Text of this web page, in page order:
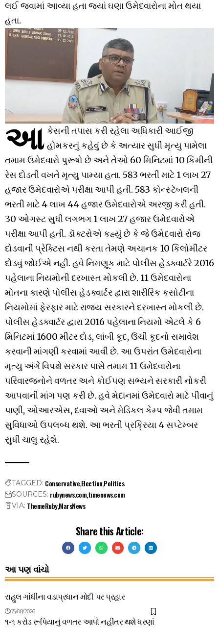
લઈ જવામાં આવ્યા હતા જ્યાં ઘણા ઉમેદવારોના મોત થયા
હતા.
આ કેસની તપાસ કરી રહેલા અધિકારી આઈજી
હોમકરનું કહેવું છે કે અત્યાર સુધી મૃત્યુ પામેલા
તમામ ઉમેદવારો પુરૂષો છે અને તેઓ 60 મિનિટમાં 10 કિમીની
રેસ દોડતી વખતે મૃત્યુ પામ્યા હતા. 583 ભરતી માટે 1 લાખ 27
હજાર ઉમેદવારોએ પરીક્ષા આપી હતી. 583 કોન્સ્ટેબલની
ભરતી માટે 4 લાખ 44 હજાર ઉમેદવારોએ અરજી કરી હતી.
30 ઓગસ્ટ સુધી લગભગ 1 લાખ 27 હજાર ઉમેદવારોએ
પરીક્ષા આપી હતી. ડૉક્ટરોએ કહ્યું છે કે જે ઉમેદવારો રોજ
દોડવાની પ્રેક્ટિસ નથી કરતા તેમણે અચાનક 10 કિલોમીટર
દોડવું જોઈએ નહીં. હવે નિમણૂક માટે પોલીસ હેડક્વાર્ટરે 2016
પહેલાના નિયમોની દરખાસ્ત મોકલી છે. 11 ઉમેદવારોના
મોતના કારણે પોલીસ હેડક્વાર્ટર દ્વારા શારીરિક કસોટીના
નિયમોમાં ફેરફાર માટે રાજ્ય સરકારને દરખાસ્ત મોકલી છે.
પોલીસ હેડક્વાર્ટર દ્વારા 2016 પહેલાના નિયમો એટલે કે 6
મિનિટમાં 1600 મીટર દોડ, લાંબી કૂદ, ​​ઉંચી કૂદનો સમાવેશ
કરવાની માંગણી કરવામાં આવી છે. આ ઉપરાંત ઉમેદવારોના
મૃત્યુ અંગે વિપક્ષે સરકાર પાસે તમામ 11 ઉમેદવારોના
પરિવારજનોને વળતર અને કોઈપણ સભ્યને સરકારી નોકરી
આપવાની માંગ પણ કરી છે. હવે મેદાનમાં ઉમેદવારો માટે પીવાનું
પાણી, ઓઆરએસ, દવાઓ અને મેડિકલ કેમ્પ જેવી તમામ
સુવિધાઓ ઉપલબ્ધ થશે. આ ભરતી પ્રક્રિયા 4 સપ્ટેમ્બર
સુધી ચાલુ રહેશે.
TAGGED: ConservativeElectionPolitics
SOURCES: rubynews.comtimenews.com
VIA: ThemeRubyMarsNews
Share this Article:
આ પણ વાંચો
રાહુલ ગાંધીના વડાપ્રધાન મોદી પર પ્રહાર
05/08/2026
૧-૧ કરોડ રૂપિયાનું વળતર આપો નહીંતર થશે ધરણાં